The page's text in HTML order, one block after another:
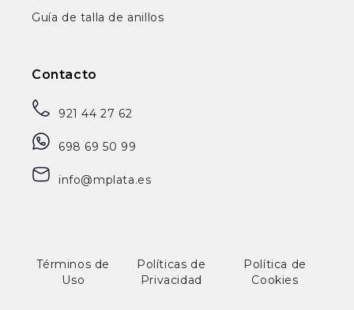
Guía de talla de anillos
Contacto
921 44 27 62
698 69 50 99
info@mplata.es
Términos de
Uso
Políticas de
Privacidad
Política de
Cookies